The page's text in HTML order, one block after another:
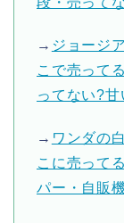
→ ジョージ
こで売って
ってない?
→ ワンダの
こに売って
パー・自販